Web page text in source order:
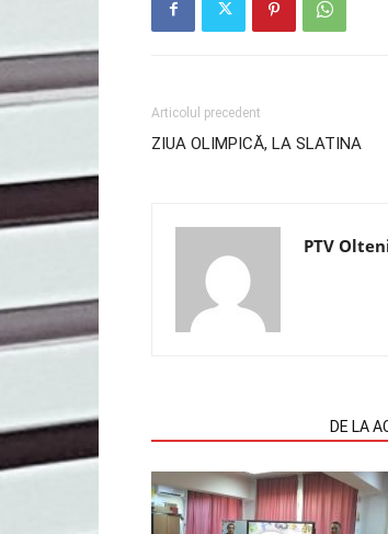
Articolul precedent
ZIUA OLIMPICĂ, LA SLATINA
PTV
DE LA